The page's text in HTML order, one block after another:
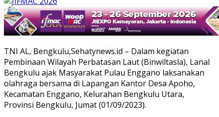
TNI AL, Bengkulu,Sehatynews.id – Dalam kegiatan
Pembinaan Wilayah Perbatasan Laut (Binwiltasla), Lanal
Bengkulu ajak Masyarakat Pulau Enggano laksanakan
olahraga bersama di Lapangan Kantor Desa Apoho,
Kecamatan Enggano, Kelurahan Bengkulu Utara,
Provinsi Bengkulu, Jumat (01/09/2023).